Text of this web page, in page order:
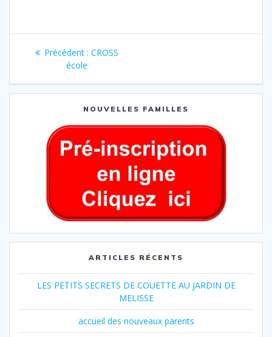
Précédent : CROSS
école
NOUVELLES FAMILLES
ARTICLES RÉCENTS
LES PETITS SECRETS DE COUETTE AU JARDIN DE
MELISSE
accueil des nouveaux parents